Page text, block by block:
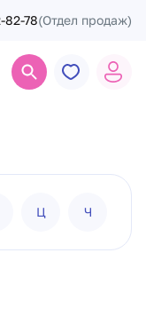
82-78(Отдел продаж)
Ц Ч